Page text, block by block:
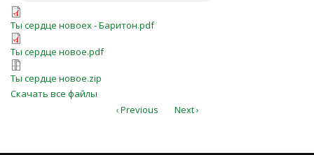
Ты сердце новоеx - Баритон.pdf
Ты сердце новоеx - Баритон.pdf
Ты сердце новое.pdf
Ты сердце новое.pdf
Ты сердце новое.zip
Ты сердце новое.zip
Скачать все файлы
‹ Previous
Next ›